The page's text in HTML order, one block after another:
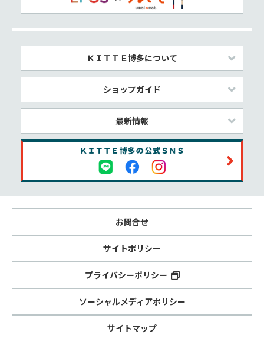
ＫＩＴＴＥ博多について
ショップガイド
最新情報
お問合せ
サイトポリシー
プライバシーポリシー
ソーシャルメディアポリシー
サイトマップ